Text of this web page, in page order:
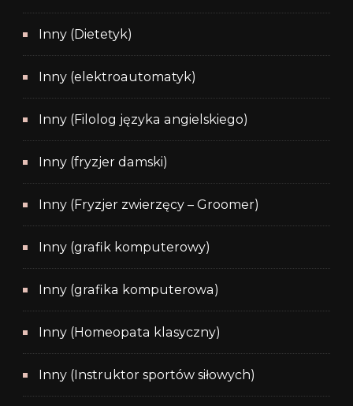
Inny (Dietetyk)
Inny (elektroautomatyk)
Inny (Filolog języka angielskiego)
Inny (fryzjer damski)
Inny (Fryzjer zwierzęcy – Groomer)
Inny (grafik komputerowy)
Inny (grafika komputerowa)
Inny (Homeopata klasyczny)
Inny (Instruktor sportów siłowych)